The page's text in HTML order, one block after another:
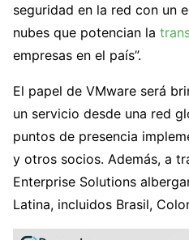
seguridad en la red con un
nubes que potencian la
empresas en el país”.
El papel de VMware será
un servicio desde una red
puntos de presencia
y otros socios. Además, a
Enterprise Solutions
Latina, incluidos Brasil,